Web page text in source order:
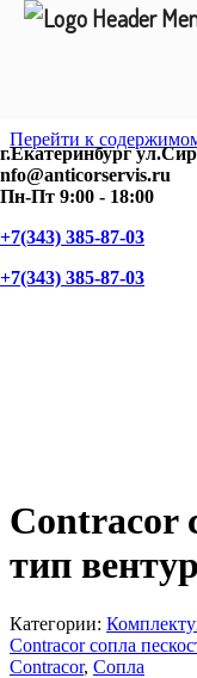
Перейти к
Contracor
тип
Категории:
Contracor сопла
Contracor, Сопла
г.Екатеринбург
nfo@anticorservis.ru
Пн-Пт 9:00 - 18:00
+7(343) 385-87-03
+7(343) 385-87-03